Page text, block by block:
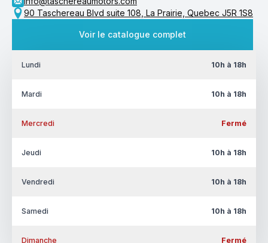
90 Taschereau Blvd suite 108, La Prairie, Quebec J5R 1S8
Voir le catalogue complet
Lundi 10h à 18h
Mardi 10h à 18h
Mercredi Fermé
Jeudi 10h à 18h
Vendredi 10h à 18h
Samedi 10h à 18h
Dimanche Fermé